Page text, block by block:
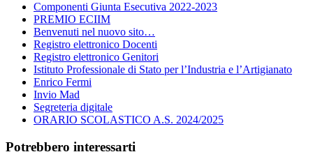
Componenti Giunta Esecutiva 2022-2023
PREMIO ECIIM
Benvenuti nel nuovo sito…
Registro elettronico Docenti
Registro elettronico Genitori
Istituto Professionale di Stato per l’Industria e l’Artigianato
Enrico Fermi
Invio Mad
Segreteria digitale
ORARIO SCOLASTICO A.S. 2024/2025
Potrebbero interessarti